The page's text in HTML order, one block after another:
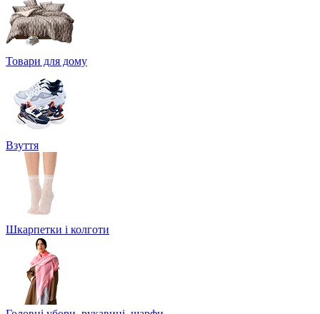
Товари для дому
Взуття
Шкарпетки і колготи